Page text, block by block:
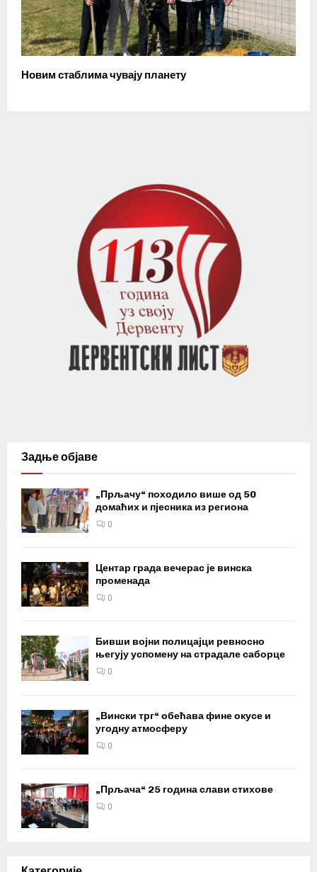
Новим стаблима чувају планету
Задње објаве
„Прљачу“ походило више од 50
домаћих и пјесника из региона
0
Центар града вечерас је винска
променада
0
Бивши војни полицајци ревносно
његују успомену на страдале саборце
0
„Вински трг“ обећава фине окусе и
угодну атмосферу
0
„Прљача“ 25 година слави стихове
0